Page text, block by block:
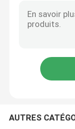
Impression de
Impression
L'impression
AUTRES